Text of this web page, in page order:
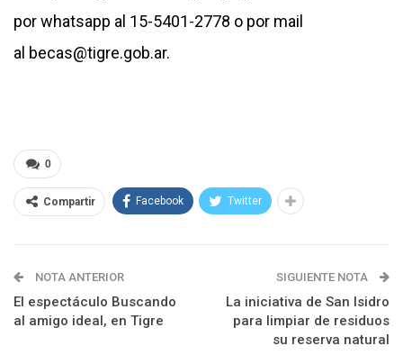
por whatsapp al 15-5401-2778 o por mail
al becas@tigre.gob.ar.
0
Compartir Facebook Twitter
NOTA ANTERIOR
El espectáculo Buscando
al amigo ideal, en Tigre
SIGUIENTE NOTA
La iniciativa de San Isidro
para limpiar de residuos
su reserva natural